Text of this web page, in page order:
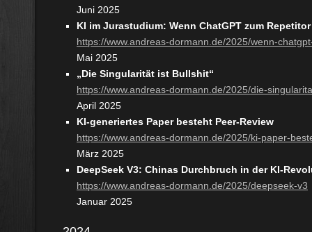
Juni 2025
KI im Jurastudium: Wenn ChatGPT zum
https://www.andreas-dormann.de/2025/wenn-
Mai 2025
„Die Singularität ist Bullshit“
https://www.andreas-dormann.de/2025/die-
April 2025
KI-generiertes Paper besteht Peer-Review
https://www.andreas-dormann.de/2025/ki-paper-
März 2025
DeepSeek V3: Chinas Durchbruch in der KI-
https://www.andreas-dormann.de/2025/deepseek-v3
Januar 2025